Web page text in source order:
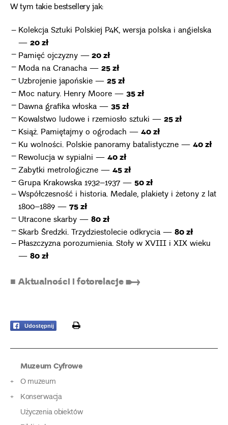
W tym takie bestsellery jak:
Kolekcja Sztuki Polskiej P4K, wersja polska i angielska
—20 zł
Pamięć ojczyzny —20 zł
Moda na Cranacha —25 zł
Uzbrojenie japońskie —25 zł
Moc natury. Henry Moore —35 zł
Dawna grafika włoska —35 zł
Kowalstwo ludowe i rzemiosło sztuki —25 zł
Książ. Pamiętajmy o ogrodach —40 zł
Ku wolności. Polskie panoramy batalistyczne —40 zł
Rewolucja w sypialni —40 zł
Zabytki metrologiczne —45 zł
Grupa Krakowska 1932–1937 —50 zł
Współczesność i historia. Medale, plakiety i żetony z lat
1800–1889 —75 zł
Utracone skarby —80 zł
Skarb Średzki. Trzydziestolecie odkrycia —80 zł
Płaszczyzna porozumienia. Stoły w XVIII i XIX wieku
—80 zł
■ Aktualności i fotorelacje ➸
Udostępnij print
Muzeum Cyfrowe
O muzeum
Konserwacja
Użyczenia obiektów